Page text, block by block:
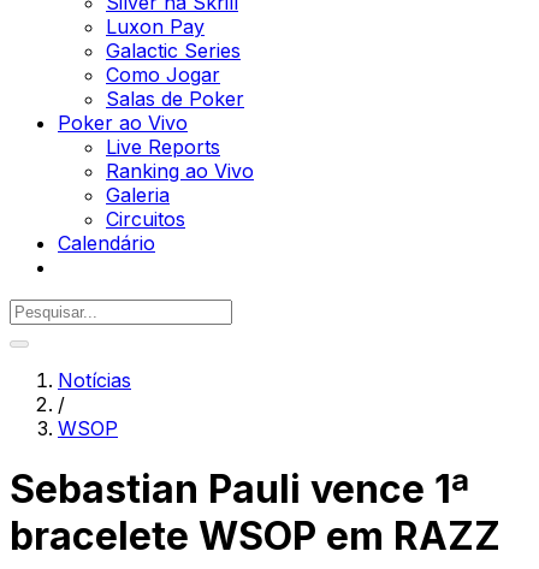
Luxon Pay
Galactic Series
Como Jogar
Salas de Poker
Poker ao Vivo
Live Reports
Ranking ao Vivo
Galeria
Circuitos
Calendário
Notícias
/
WSOP
Sebastian Pauli vence 1ª
bracelete WSOP em RAZZ